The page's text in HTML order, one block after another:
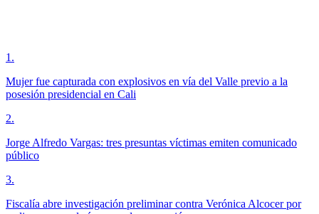
1 .
Mujer fue capturada con explosivos en vía del Valle previo a la
posesión presidencial en Cali
2.
Jorge Alfredo Vargas: tres presuntas víctimas emiten comunicado
público
3.
Fiscalía abre investigación preliminar contra Verónica Alcocer por